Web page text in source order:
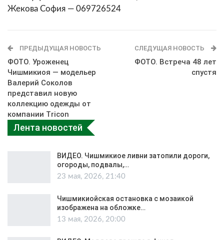
Жекова София — 069726524
ПРЕДЫДУЩАЯ НОВОСТЬ
ФОТО. Уроженец
Чишмикиоя — модельер
Валерий Соколов
представил новую
коллекцию одежды от
компании Tricon
СЛЕДУЩАЯ НОВОСТЬ
ФОТО. Встреча 48 лет
спустя
Лента новостей
ВИДЕО. Чишмикиое ливни затопили дороги,
огороды, подвалы,…
23 мая, 2026, 21:40
Чишмикиойская остановка с мозаикой
изображена на обложке…
13 мая, 2026, 20:00